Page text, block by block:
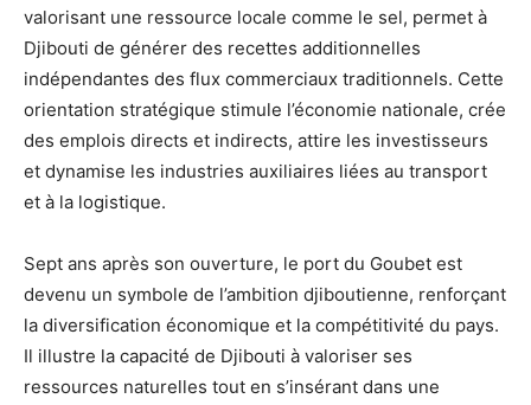
valorisant une ressource locale comme le sel, permet à
Djibouti de générer des recettes additionnelles
indépendantes des flux commerciaux traditionnels. Cette
orientation stratégique stimule l’économie nationale, crée
des emplois directs et indirects, attire les investisseurs
et dynamise les industries auxiliaires liées au transport
et à la logistique.
Sept ans après son ouverture, le port du Goubet est
devenu un symbole de l’ambition djiboutienne, renforçant
la diversification économique et la compétitivité du pays.
Il illustre la capacité de Djibouti à valoriser ses
ressources naturelles tout en s’insérant dans une